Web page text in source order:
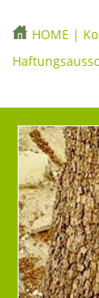
HOME |